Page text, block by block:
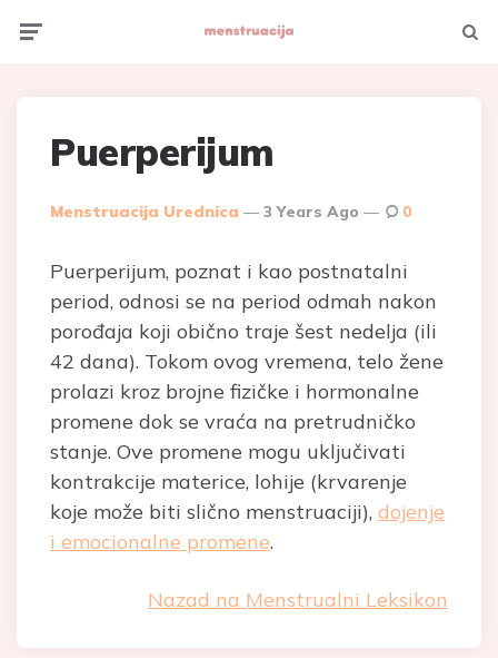
Puerperijum
Posted
Menstruacija Urednica 3 Years Ago 0
Puerperijum, poznat i kao postnatalni
period, odnosi se na period odmah nakon
porođaja koji obično traje šest nedelja (ili
42 dana). Tokom ovog vremena, telo žene
prolazi kroz brojne fizičke i hormonalne
promene dok se vraća na pretrudničko
stanje. Ove promene mogu uključivati
kontrakcije materice, lohije (krvarenje
koje može biti slično menstruaciji), dojenje
i emocionalne promene.
Nazad na Menstrualni Leksikon